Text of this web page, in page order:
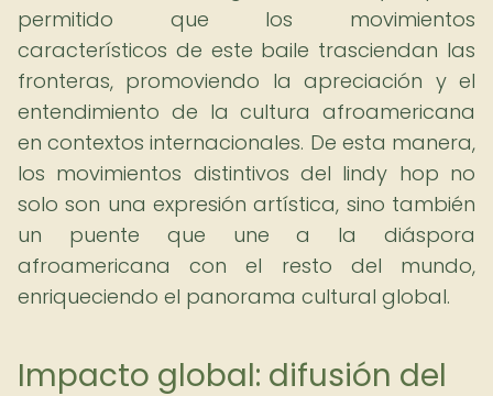
permitido que los movimientos
característicos de este baile trasciendan las
fronteras, promoviendo la apreciación y el
entendimiento de la cultura afroamericana
en contextos internacionales. De esta manera,
los movimientos distintivos del lindy hop no
solo son una expresión artística, sino también
un puente que une a la diáspora
afroamericana con el resto del mundo,
enriqueciendo el panorama cultural global.
Impacto global: difusión del